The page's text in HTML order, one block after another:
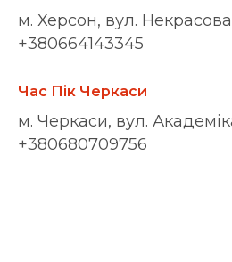
м. Херсон, вул.
+380664143345
Час Пік Черкаси
м. Черкаси, вул.
+380680709756